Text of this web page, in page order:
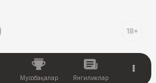
18+
Мусобақалар Янгиликлар